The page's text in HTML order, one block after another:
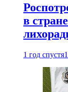
в
1 год спустя